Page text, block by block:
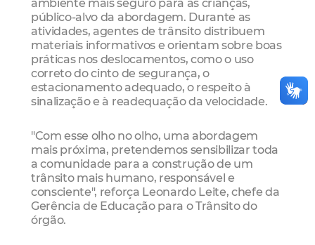
público-alvo da abordagem. Durante as
atividades, agentes de trânsito distribuem
materiais informativos e orientam sobre boas
práticas nos deslocamentos, como o uso
correto do cinto de segurança, o
estacionamento adequado, o respeito à
sinalização e à readequação da velocidade.
"Com esse olho no olho, uma abordagem
mais próxima, pretendemos sensibilizar toda
a comunidade para a construção de um
trânsito mais humano, responsável e
consciente", reforça Leonardo Leite, chefe da
Gerência de Educação para o Trânsito do
órgão.